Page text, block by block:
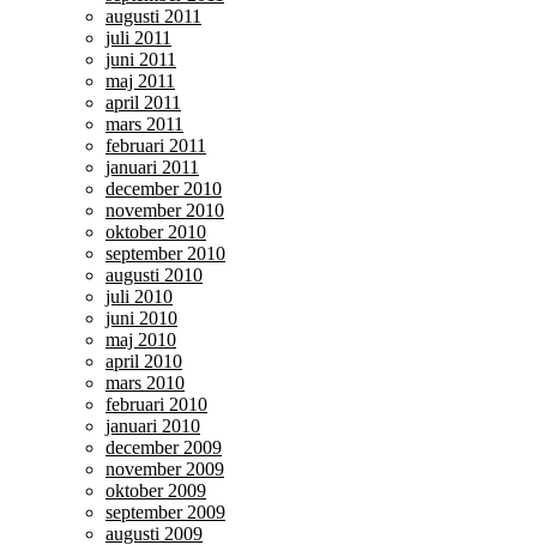
augusti 2011
juli 2011
juni 2011
maj 2011
april 2011
mars 2011
februari 2011
januari 2011
december 2010
november 2010
oktober 2010
september 2010
augusti 2010
juli 2010
juni 2010
maj 2010
april 2010
mars 2010
februari 2010
januari 2010
december 2009
november 2009
oktober 2009
september 2009
augusti 2009